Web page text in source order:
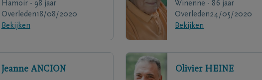
Hamoir - 98 jaar
Overleden18/08/2020
Bekijken
Winenne - 86 jaar
Overleden24/05/2020
Bekijken
Jeanne ANCION Olivier HEINE